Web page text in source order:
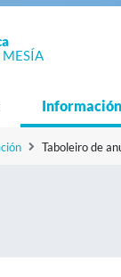
MESÍA
Información
Taboleiro de